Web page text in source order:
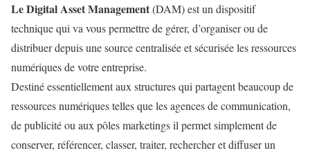
Le Digital Asset Management(DAM) est un dispositif
technique qui va vous permettre de gérer, d’organiser ou de
distribuer depuis une source centralisée et sécurisée les ressources
numériques de votre entreprise.
Destiné essentiellement aux structures qui partagent beaucoup de
ressources numériques telles que les agences de communication,
de publicité ou aux pôles marketings il permet simplement de
conserver, référencer, classer, traiter, rechercher et diffuser un